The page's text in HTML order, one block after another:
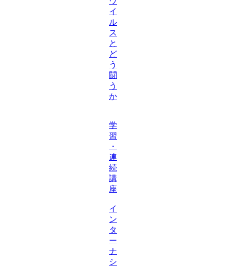
イ
ル
ス
と
ど
う
闘
う
か
学
習
・
連
続
講
座
イ
ン
タ
ー
ナ
シ